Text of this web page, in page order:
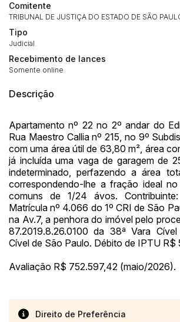
Comitente
TRIBUNAL DE JUSTIÇA DO ESTADO DE SÃO
Tipo
Judicial
Recebimento de lances
Somente online
Descrição
Apartamento nº 22 no 2º andar do
Rua Maestro Callia nº 215, no 9º
com uma área útil de 63,80 m², área
já incluída uma vaga de garagem de
indeterminado, perfazendo a área
correspondendo-lhe a fração ideal
comuns de 1/24 ávos. Contribuinte:
Matrícula nº 4.066 do 1º CRI de São
na Av.7, a penhora do imóvel pelo
87.2019.8.26.0100 da 38ª Vara
Cível de São Paulo. Débito de IPTU R$
Avaliação R$ 752.597,42 (maio/2026).
Direito de Preferência
Envie sua Proposta
(Art. 895, CPC)
Histórico de Propostas
Habilite-se para efetuar lances ou